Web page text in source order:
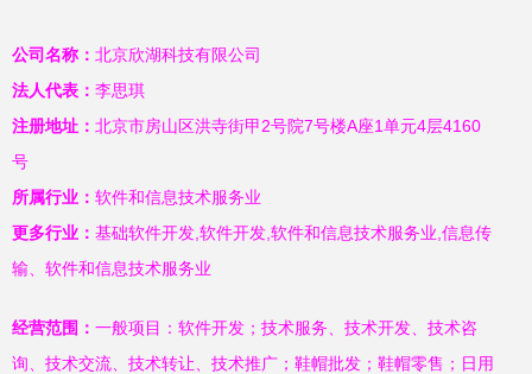
公司名称： 北京欣湖科技有限公司
法人代表： 李思琪
注册地址： 北京市房山区洪寺街甲2号院7号楼A座1单元4层4160
号
所属行业： 软件和信息技术服务业
更多行业： 基础软件开发,软件开发,软件和信息技术服务业,信息传
输、软件和信息技术服务业
经营范围： 一般项目：软件开发；技术服务、技术开发、技术咨
询、技术交流、技术转让、技术推广；鞋帽批发；鞋帽零售；日用